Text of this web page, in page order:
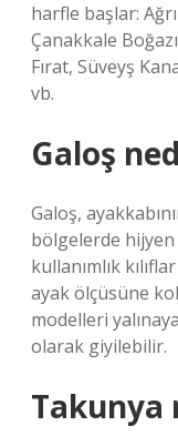
harfle başlar:
Çanakkale
Fırat, Süveyş
vb.
Galoş
Galoş,
bölgelerde hijyen
kullanımlık
ayak ölçüsüne
modelleri
olarak giyilebilir.
Takunya